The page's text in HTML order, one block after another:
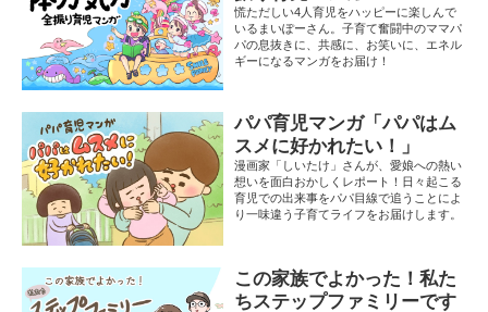
慌ただしい4人育児をハッピーに楽しんで
いるまいぽーさん。子育て奮闘中のママパ
パの息抜きに、共感に、お笑いに、エネル
ギーになるマンガをお届け！
パパ育児マンガ「パパはム
スメに好かれたい！」
漫画家「しいたけ」さんが、愛娘への熱い
想いを面白おかしくレポート！日々起こる
育児での出来事をパパ目線で追うことによ
り一味違う子育てライフをお届けします。
この家族でよかった！私た
ちステップファミリーです